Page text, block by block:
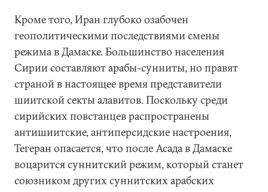
Кроме того, Иран глубоко озабочен
геополитическими последствиями смены
режима в Дамаске. Большинство населения
Сирии составляют арабы-сунниты, но правят
страной в настоящее время представители
шиитской секты алавитов. Поскольку среди
сирийских повстанцев распространены
антишиитские, антиперсидские настроения,
Тегеран опасается, что после Асада в Дамаске
воцарится суннитский режим, который станет
союзником других суннитских арабских